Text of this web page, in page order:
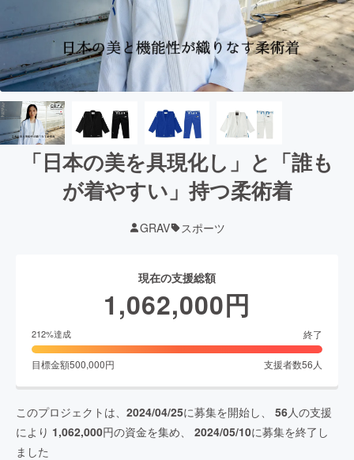
「日本の美を具現化し」と「誰も
が着やすい」持つ柔術着
GRAV スポーツ
現在の支援総額
1,062,000円
212%達成 終了
目標金額500,000円 支援者数56 人
このプロジェクトは、 2024/04/25に募集を開始し、 56人の支援
により 1,062,000円の資金を集め、 2024/05/10に募集を終了し
ました